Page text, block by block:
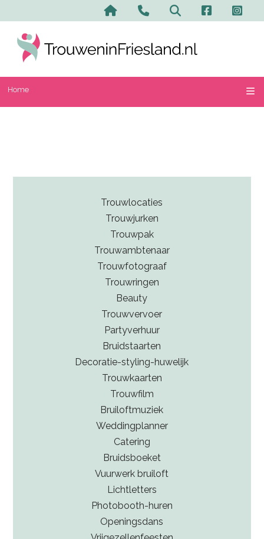
Home Contact en
Zoeken
Home
Trouwlocaties
Trouwjurken
Trouwpak
Trouwambtenaar
Trouwfotograaf
Trouwringen
Beauty
Trouwvervoer
Partyverhuur
Bruidstaarten
Decoratie-styling-huwelijk
Trouwkaarten
Trouwfilm
Bruiloftmuziek
Weddingplanner
Catering
Bruidsboeket
Vuurwerk bruiloft
Lichtletters
Photobooth-huren
Openingsdans